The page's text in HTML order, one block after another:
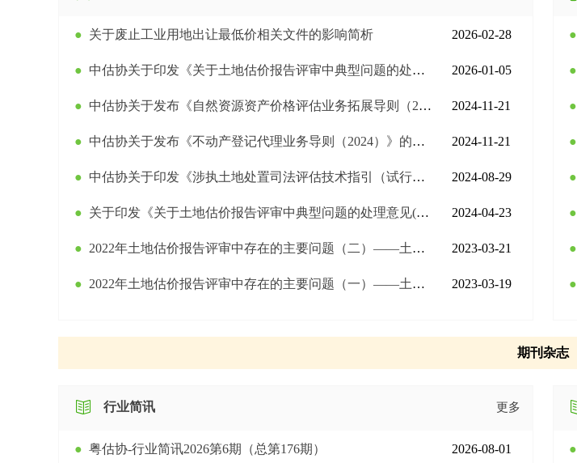
● 关于废止工业用地出让最低价相关文件的影响简析 2026-02-28
● 中估协关于印发《关于土地估价报告评审中典型问题的处理意见(四)》的通知 2026-01-05
● 中估协关于发布《自然资源资产价格评估业务拓展导则（2024）》的通知 2024-11-21
● 中估协关于发布《不动产登记代理业务导则（2024）》的通知 2024-11-21
● 中估协关于印发《涉执土地处置司法评估技术指引（试行）》的通知 2024-08-29
● 关于印发《关于土地估价报告评审中典型问题的处理意见(三)》的通知 2024-04-23
● 2022年土地估价报告评审中存在的主要问题（二）——土地估价报告要件问题 2023-03-21
● 2022年土地估价报告评审中存在的主要问题（一）——土地估价技术问题 2023-03-19
●
●
●
●
●
●
●
●
期刊杂志
行业简讯 更多
● 粤估协-行业简讯2026第6期（总第176期） 2026-08-01 ●